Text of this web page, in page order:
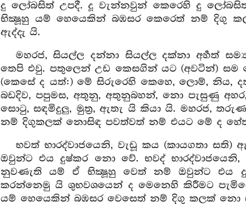
දු ලෝබසිත් උපදී. දූ වැන්නවුන් කෙරෙහි දු
භික්‍ෂූහු යම් හෙයෙකින් බඹසර කෙරෙත් නම් දිගු
ඇද්දැ යි.
මහරජ, සියල්ල දන්නා සියල්ල දක්නා අර්‍හත්
තෙපි එවු. පතුලෙන් උඩ කෙසගින් යට (අවටින්)
(කෙසේ ද යත්:) මේ සිරුරෙහි කෙහෙ, ලොම්, නිය,
බඩදිව, පපුමස, අතුනු, අතුනුබහන්, නො පැසුණු
සොටු, සඳමිදුලු, මුත්‍ර, ඇතැ යි කියා යි. මහරජ,
නම් දිගුකලක් නොසිඳ පවත්වත් නම් එයට මේ ද
භවත් භාරද්වාජයෙනි, වැඩූ කය (කායගතා
ඔවුන්ට එය දුෂ්කර නො වේ. භවද්
නුවණැති යම් ඒ භික්‍ෂූහු වෙත් නම් ඔවුන්ට එය
කරන්නෙමු යි ශුභවශයෙන් ද මෙනෙහි කිරීමට
යම් හෙයෙකින් බඹසර වෙසෙත් නම් දිගු කලක් නො